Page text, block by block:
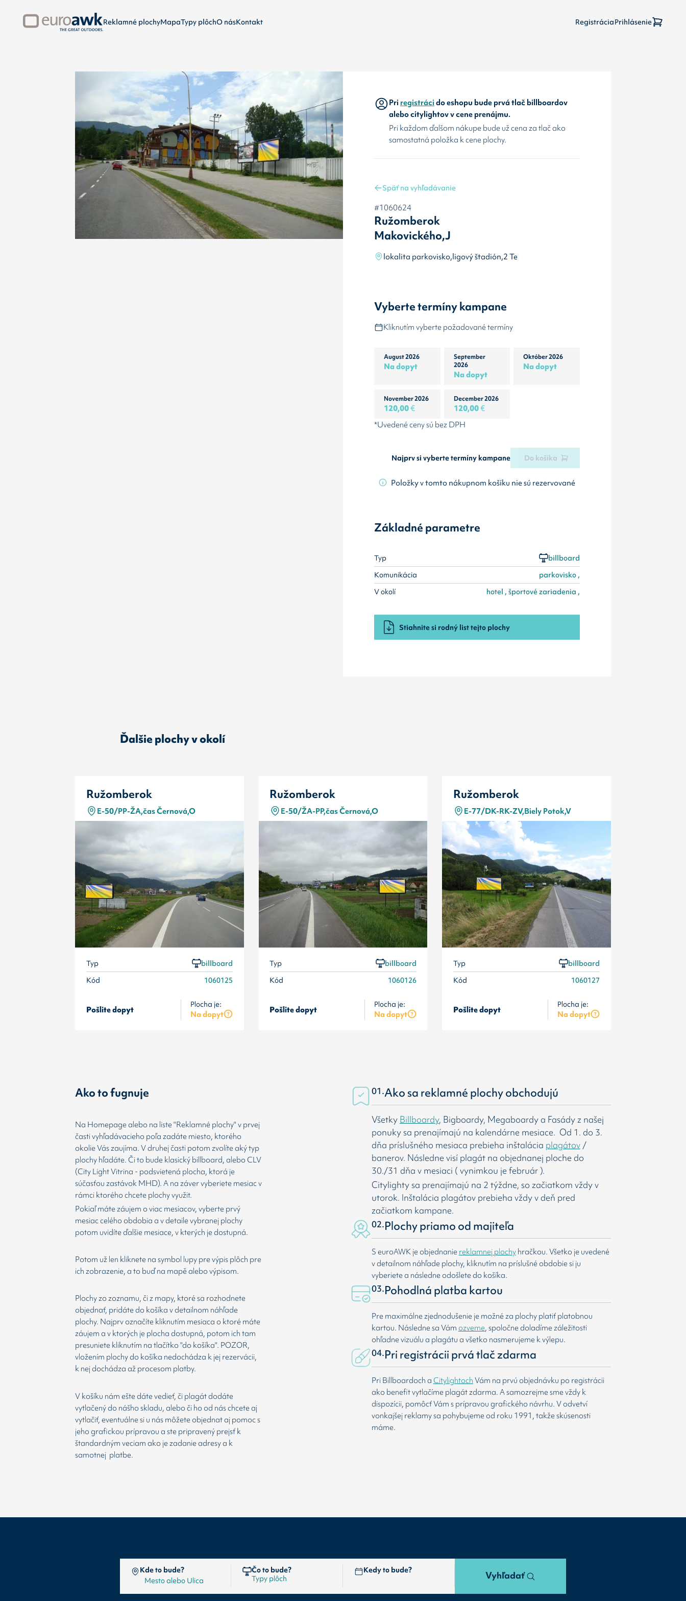
Reklamné plochyMapaTypy plôchO násKontakt RegistráciaPrihlásenie
Priregistrácido eshopu bude prvá tlač billboardov
alebo citylightov v cene prenájmu.
Pri každom ďalšom nákupe bude už cena za tlač ako
samostatná položka k cene plochy.
Späť na vyhľadávanie
#1060624
Ružomberok
Makovického,J
lokalita parkovisko,ligový štadión,2 Te
Vyberte termíny kampane
Kliknutím vyberte požadované termíny
August 2026
Na dopyt
September
2026
Na dopyt
Október 2026
Na dopyt
November 2026
120,00€
December 2026
120,00€
*Uvedené ceny sú bez DPH
Najprv si vyberte termíny kampane Do košíka
Položky v tomto nákupnom košíku nie sú rezervované
Základné parametre
Typ
billboard
Komunikácia
parkovisko ,
V okolí
hotel , športové zariadenia ,
Stiahnite si rodný list tejto plochy
Ďalšie plochy v okolí
Ružomberok
E-50/PP-ŽA,čas Černová,O
Typ
billboard
Kód
1060125
Pošlite dopyt Plocha je:
Na dopyt
Ružomberok
E-50/ŽA-PP,čas Černová,O
Typ
billboard
Kód
1060126
Pošlite dopyt Plocha je:
Na dopyt
Ružomberok
E-77/DK-RK-ZV,Biely Potok,V
Typ
billboard
Kód
1060127
Pošlite dopyt Plocha je:
Na dopyt
Ako to fugnuje
Na Homepage alebo na liste "Reklamné plochy" v prvej
časti vyhľadávacieho poľa zadáte miesto, ktorého
okolie Vás zaujíma. V druhej časti potom zvolíte aký typ
plochy hľadáte. Či to bude klasický billboard, alebo CLV
(City Light Vitrina - podsvietená plocha, ktorá je
súčasťou zastávok MHD). A na záver vyberiete mesiac v
rámci ktorého chcete plochy využit.
Pokiaľ máte záujem o viac mesiacov, vyberte prvý
mesiac celého obdobia a v detaile vybranej plochy
potom uvidíte ďalšie mesiace, v kterých je dostupná.
Potom už len kliknete na symbol lupy pre výpis plôch pre
ich zobrazenie, a to buď na mapě alebo výpisom.
Plochy zo zoznamu, či z mapy, ktoré sa rozhodnete
objednať, pridáte do košíka v detailnom náhľade
plochy. Najprv označíte kliknutím mesiaca o ktoré máte
záujem a v ktorých je plocha dostupná, potom ich tam
presuniete kliknutím na tlačítko "do košíka". POZOR,
vložením plochy do košíka nedochádza k jej rezervácii,
k nej dochádza až procesom platby.
V košíku nám ešte dáte vedieť, či plagát dodáte
vytlačený do nášho skladu, alebo či ho od nás chcete aj
vytlačiť, eventuálne si u nás môžete objednat aj pomoc s
jeho grafickou prípravou a ste pripravený prejsť k
štandardným veciam ako je zadanie adresy a k
samotnej platbe.
01.Ako sa reklamné plochy obchodujú
Všetky Billboardy, Bigboardy, Megaboardy a Fasády z našej
ponuky sa prenajímajú na kalendárne mesiace. Od 1. do 3.
dňa príslušného mesiaca prebieha inštalácia plagátov/
banerov. Následne visí plagát na objednanej ploche do
30./31 dňa v mesiaci ( vynimkou je február ).
Citylighty sa prenajímajú na 2 týždne, so začiatkom vždy v
utorok. Inštalácia plagátov prebieha vždy v deň pred
začiatkom kampane.
02.Plochy priamo od majiteľa
S euroAWK je objednanie reklamnej plochyhračkou. Všetko je uvedené
v detailnom náhľade plochy, kliknutím na príslušné obdobie si ju
vyberiete a následne odošlete do košíka.
03.Pohodlná platba kartou
Pre maximálne zjednodušenie je možné za plochy platiť platobnou
kartou. Následne sa Vámozveme, spoločne doladíme záležitosti
ohľadne vizuálu a plagátu a všetko nasmerujeme k výlepu.
04.Pri registrácii prvá tlač zdarma
Pri Billboardoch aCitylightochVám na prvú objednávku po registrácii
ako benefit vytlačíme plagát zdarma. A samozrejme sme vždy k
dispozícii, pomôcť Vám s prípravou grafického návrhu. V odvetví
vonkajšej reklamy sa pohybujeme od roku 1991, takže skúsenosti
máme.
Kde to bude? Čo to bude? Kedy to bude? Vyhľadať